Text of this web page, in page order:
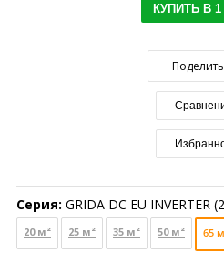
КУПИТЬ В 1
Серия: GRIDA DC EU INVERTER
20 м² 25 м² 35 м² 50 м² 65